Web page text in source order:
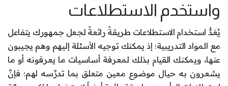
واستخدم الاستطلاعات
يُعَدُّ استخدام الاستطلاعات طريقةً رائعةً لجعل جمهورك يتفاعل
مع المواد التدريبية؛ إذ يمكنك توجيه الأسئلة إليهم وهم يجيبون
عنها، ويمكنك القيام بذلك لمعرفة أساسيات ما يعرفونه أو ما
يشعرون به حيال موضوع معين متعلق بما تدرِّسه لهم؛ فإنَّ